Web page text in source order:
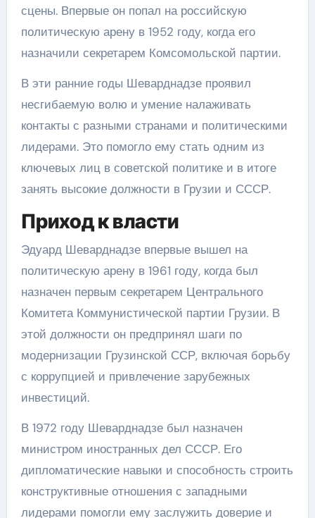
сцены. Впервые он попал на российскую
политическую арену в 1952 году, когда его
назначили секретарем Комсомольской партии.
В эти ранние годы Шеварднадзе проявил
несгибаемую волю и умение налаживать
контакты с разными странами и политическими
лидерами. Это помогло ему стать одним из
ключевых лиц в советской политике и в итоге
занять высокие должности в Грузии и СССР.
Приход к власти
Эдуард Шеварднадзе впервые вышел на
политическую арену в 1961 году, когда был
назначен первым секретарем Центрального
Комитета Коммунистической партии Грузии. В
этой должности он предпринял шаги по
модернизации Грузинской ССР, включая борьбу
с коррупцией и привлечение зарубежных
инвестиций.
В 1972 году Шеварднадзе был назначен
министром иностранных дел СССР. Его
дипломатические навыки и способность строить
конструктивные отношения с западными
лидерами помогли ему заслужить доверие и